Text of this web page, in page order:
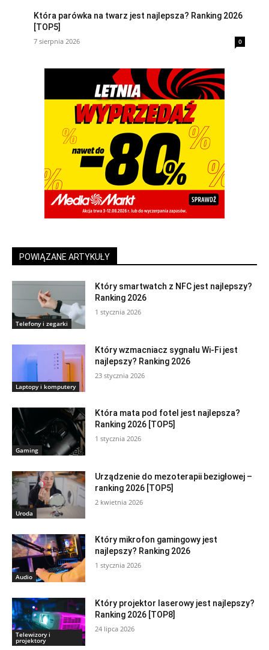
Która parówka na twarz jest najlepsza? Ranking 2026
[TOP5]
7 sierpnia 2026 0
POWIĄZANE ARTYKUŁY
Telefony i zegarki
Który smartwatch z NFC jest najlepszy?
Ranking 2026
1 stycznia 2026
Laptopy i komputery
Który wzmacniacz sygnału Wi-Fi jest
najlepszy? Ranking 2026
23 stycznia 2026
Gaming
Która mata pod fotel jest najlepsza?
Ranking 2026 [TOP5]
1 stycznia 2026
Uroda
Urządzenie do mezoterapii bezigłowej –
ranking 2026 [TOP5]
2 kwietnia 2026
Audio
Który mikrofon gamingowy jest
najlepszy? Ranking 2026
1 stycznia 2026
Telewizory i
projektory
Który projektor laserowy jest najlepszy?
Ranking 2026 [TOP8]
24 lipca 2026